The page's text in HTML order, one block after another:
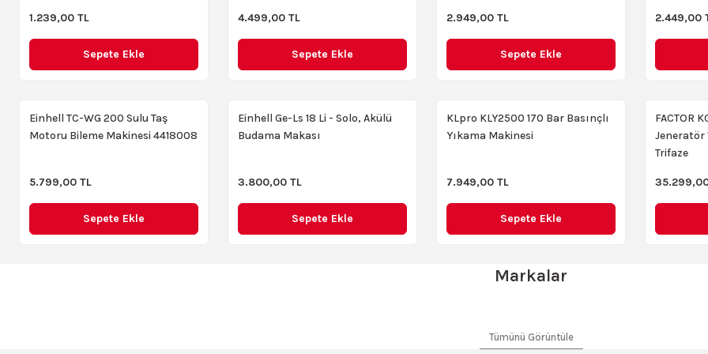
7.350,00 TL 6.599,00 TL
4.999,00 TL
Klpro KLZC6041E Elektrikli Profesyonel 15-32 mm Çivi
2.289,00 TL
1.239,00 TL
Sepete Ekle
4.499,00 TL
Sepete Ekle
2.949,00 TL
Sepete Ekle
2.449,00
Einhell TC-WG 200 Sulu Taş
Motoru Bileme Makinesi 4418008
5.799,00 TL
Sepete Ekle
Einhell Ge-Ls 18 Li - Solo, Akülü
Budama Makası
3.800,00 TL
Sepete Ekle
KLpro KLY2500 170 Bar Basınçlı
Yıkama Makinesi
7.949,00 TL
Sepete Ekle
FACTOR
Jeneratör
Trifaze
Markalar
Tümünü Görüntüle